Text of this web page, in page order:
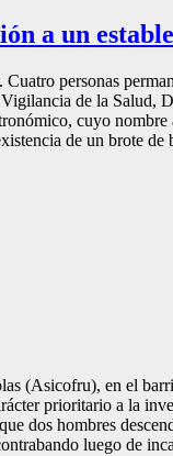
a un
personas
de la Salud,
cuyo nombre
de un brote de
(Asicofru), en el
prioritario a la
dos hombres
luego de